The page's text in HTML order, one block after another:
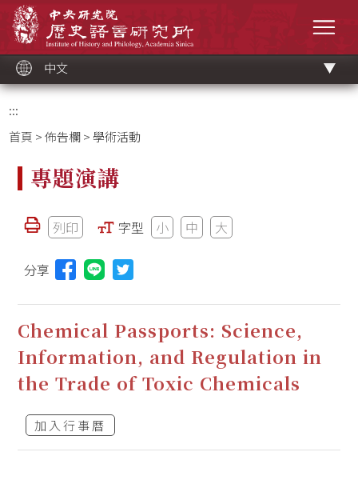
中文
:::
首頁 >佈告欄> 學術活動
專題演講
列印 字型 小 中 大
分享 分享本頁至Line(另開視窗)
Chemical Passports: Science,
Information, and Regulation in
the Trade of Toxic Chemicals
加入行事曆